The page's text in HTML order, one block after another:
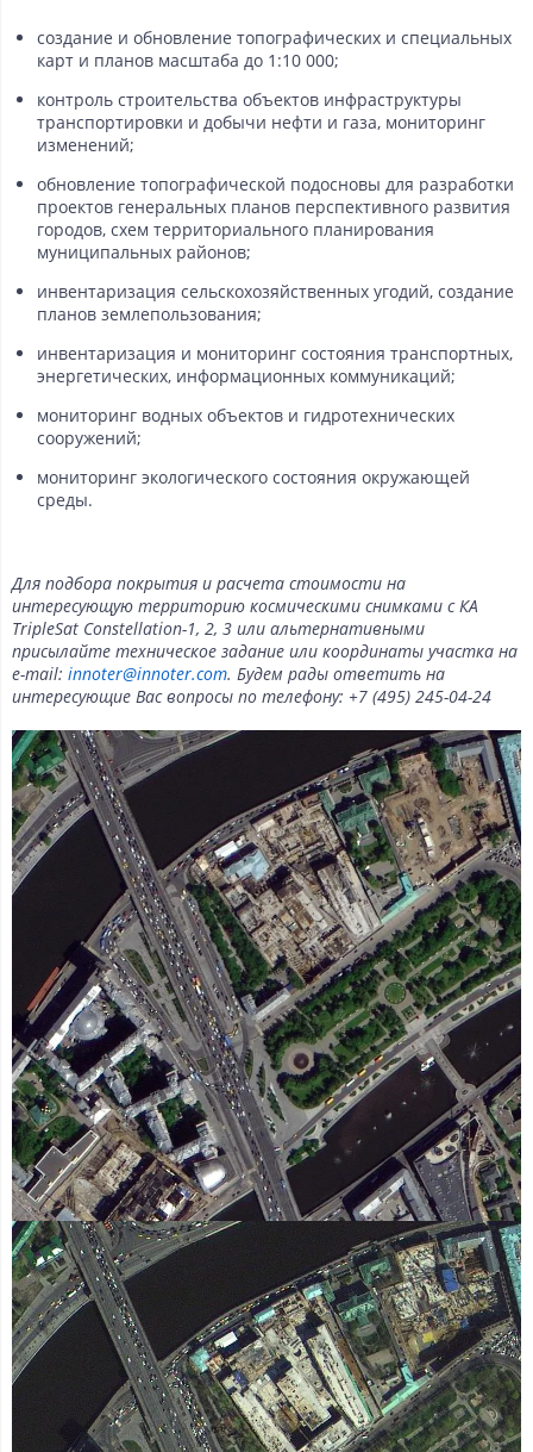
создание и обновление топографических и специальных
карт и планов масштаба до 1:10 000;
контроль строительства объектов инфраструктуры
транспортировки и добычи нефти и газа, мониторинг
изменений;
обновление топографической подосновы для разработки
проектов генеральных планов перспективного развития
городов, схем территориального планирования
муниципальных районов;
инвентаризация сельскохозяйственных угодий, создание
планов землепользования;
инвентаризация и мониторинг состояния транспортных,
энергетических, информационных коммуникаций;
мониторинг водных объектов и гидротехнических
сооружений;
мониторинг экологического состояния окружающей
среды.
Для подбора покрытия и расчета стоимости на
интересующую территорию космическими снимками с КА
TripleSat Constellation-1, 2, 3 или альтернативными
присылайте техническое задание или координаты участка на
e-mail: innoter@innoter.com. Будем рады ответить на
интересующие Вас вопросы по телефону: +7 (495) 245-04-24